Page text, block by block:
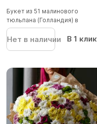
Букет из 51 малинового
тюльпана (Голландия) в
корейской...
Нет в наличии В 1 клик